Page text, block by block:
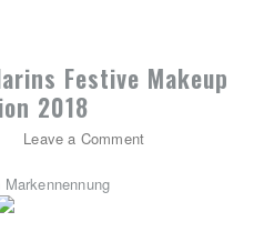
Festive Makeup
2018
Leave a Comment